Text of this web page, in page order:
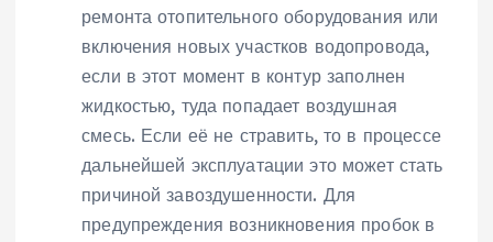
ремонта отопительного оборудования или
включения новых участков водопровода,
если в этот момент в контур заполнен
жидкостью, туда попадает воздушная
смесь. Если её не стравить, то в процессе
дальнейшей эксплуатации это может стать
причиной завоздушенности. Для
предупреждения возникновения пробок в